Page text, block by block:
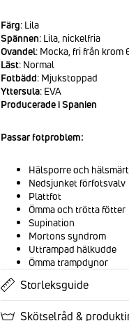
Färg: Lila
Spännen: Lila, nickelfria
Ovandel: Mocka, fri från krom
Läst: Normal
Fotbädd: Mjukstoppad
Yttersula: EVA
Producerade i Spanien
Passar fotproblem:
Hälsporre och
Nedsjunket förfotsvalv
Plattfot
Ömma och trötta fötter
Supination
Mortons syndrom
Uttrampad hälkudde
Ömma trampdynor
Storleksguide
Skötselråd &